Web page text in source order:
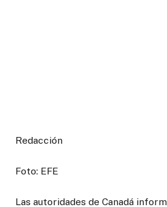
Redacción
Foto: EFE
Las autoridades de Canadá